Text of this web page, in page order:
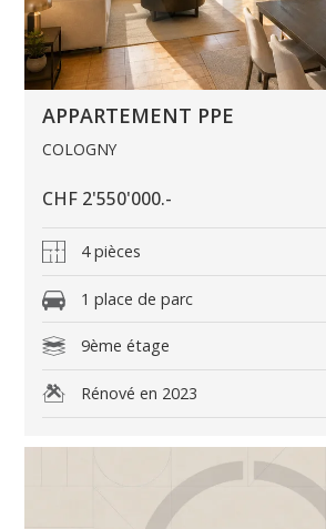
APPARTEMENT PPE
COLOGNY
CHF 2'550'000.-
4 pièces
1 place de parc
9ème étage
Rénové en 2023